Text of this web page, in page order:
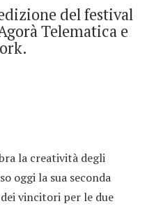
del festival
Telematica e
la creatività degli
oggi la sua seconda
vincitori per le due